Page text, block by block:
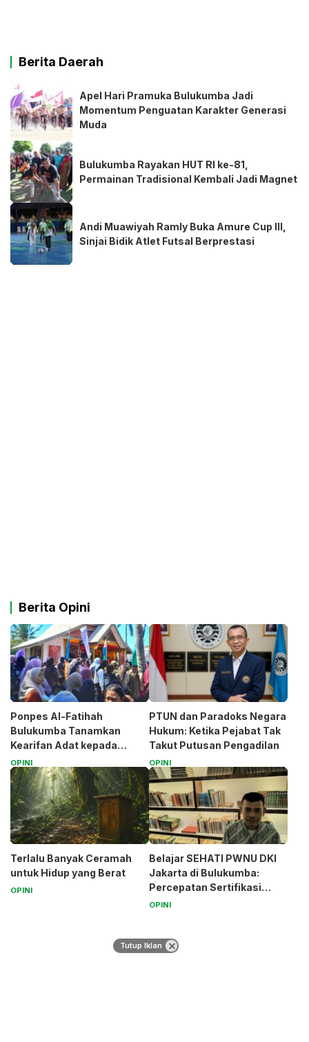
Berita Daerah
Apel Hari Pramuka Bulukumba Jadi
Momentum Penguatan Karakter Generasi
Muda
Bulukumba Rayakan HUT RI ke-81,
Permainan Tradisional Kembali Jadi Magnet
Andi Muawiyah Ramly Buka Amure Cup III,
Sinjai Bidik Atlet Futsal Berprestasi
Berita Opini
Ponpes Al-Fatihah
Bulukumba Tanamkan
Kearifan Adat kepada
Santri (Bagian 1)
OPINI
PTUN dan Paradoks Negara
Hukum: Ketika Pejabat Tak
Takut Putusan Pengadilan
OPINI
Terlalu Banyak Ceramah
untuk Hidup yang Berat
OPINI
Belajar SEHATI PWNU DKI
Jakarta di Bulukumba:
Percepatan Sertifikasi
Halal Bagi UMK
OPINI
Tutup Iklan